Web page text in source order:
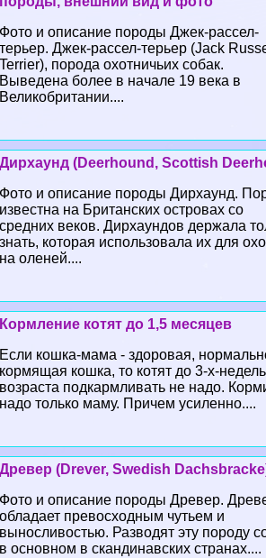
Фото и описание породы Джек-рассел-
терьер. Джек-рассел-терьер (Jack
Terrier), порода охотничьих собак.
Выведена более в начале 19 века в
Великобритании....
Дирхаунд (Deerhound, Scottish
Фото и описание породы Дирхаунд.
известна на Британских островах со
средних веков. Дирхаундов держала
знать, которая использовала их для
на оленей....
Кормление котят до 1,5 месяцев
Если кошка-мама - здоровая,
кормящая кошка, то котят до 3-х-
возраста подкармливать не надо.
надо только маму. Причем усиленно....
Древер (Drever, Swedish
Фото и описание породы Древер.
обладает превосходным чутьем и
выносливостью. Разводят эту породу
в основном в скандинавских странах....